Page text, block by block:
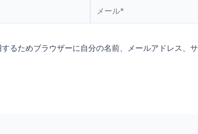
るためブラウザーに自分の名前、メールアドレス、サ